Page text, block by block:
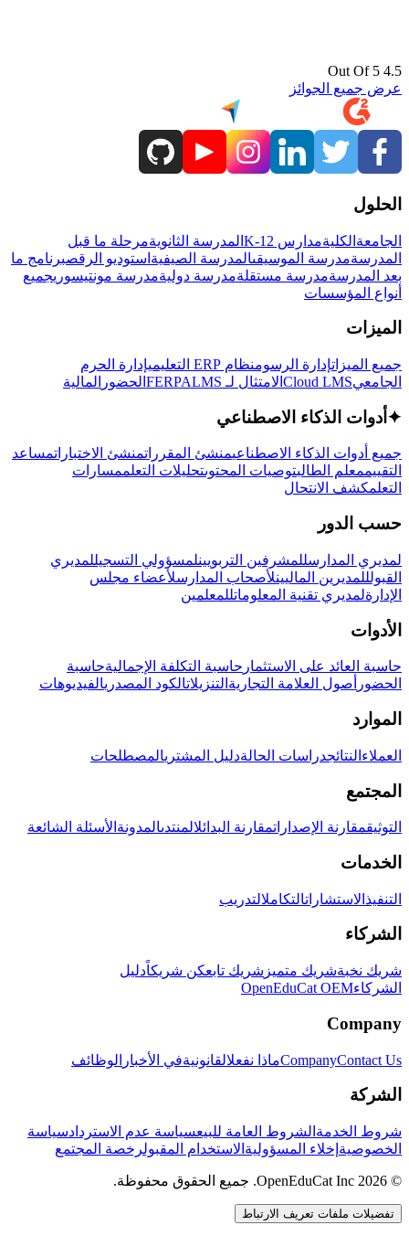
4.5 Out Of 5
عرض جميع الجوائز
الحلول
الجامعة الكليةمدارس K-12 المدرسة الثانويةمرحلة ما قبل
المدرسةمدرسة الموسيقىالمدرسة الصيفية استوديو الرقصبرنامج ما
بعد المدرسةمدرسة مستقلةمدرسة دوليةمدرسة مونتيسوريجميع
أنواع المؤسسات
الميزات
جميع الميزاتإدارة الرسومنظام ERP التعليمي
إدارة الحرم
الجامعيCloud LMS الامتثال لـ FERPA LMS الحضور المالية
✦ أدوات الذكاء الاصطناعي
جميع أدوات الذكاء الاصطناعيمنشئ المقرراتمنشئ الاختباراتمساعد
التقييممعلم الطالبتوصيات المحتوىتحليلات التعلممسارات
التعلمكشف الانتحال
حسب الدور
لمديري المدارسللمشرفين التربويينلمسؤولي التسجيللمديري
القبولللمديرين الماليينلأصحاب المدارسلأعضاء مجلس
الإدارةلمديري تقنية المعلوماتللمعلمين
الأدوات
حاسبة العائد على الاستثمار حاسبة التكلفة الإجماليةحاسبة
الحضور أصول العلامة التجارية التنزيلاتالكود المصدريالفيديوهات
الموارد
العملاء النتائجدراسات الحالةدليل المشتريالمصطلحات
المجتمع
التوثيقمقارنة الإصداراتمقارنة البدائلالمنتدىالمدونة الأسئلة الشائعة
الخدمات
التنفيذ الاستشاراتالتكاملالتدريب
الشركاء
شريك نخبةشريك متميز شريك تابعكن شريكاًدليل
الشركاءOpenEduCat OEM
Company
CompanyContact Us ماذا نفعلالقانونيةفي الأخبار الوظائف
الشركة
شروط الخدمة الشروط العامة للبيعسياسة عدم الاستردادسياسة
الخصوصية إخلاء المسؤولية الاستخدام المقبولرخصة المجتمع
© 2026 OpenEduCat Inc. جميع الحقوق محفوظة.
تفضيلات ملفات تعريف الارتباط